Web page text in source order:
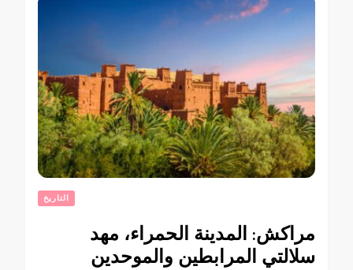
التاريخ
مراكش: المدينة الحمراء، مهد
سلالتي المرابطين والموحدين